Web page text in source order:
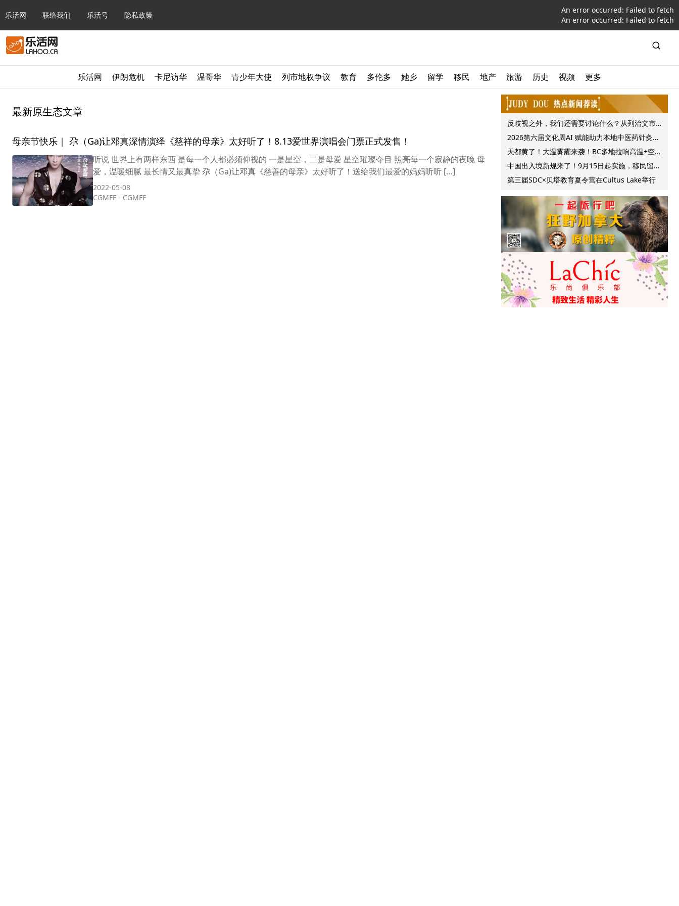
乐活网 联络我们 乐活号 隐私政策
An error occurred: Failed to fetch
An error occurred: Failed to fetch
乐活网 伊朗危机 卡尼访华 温哥华 青少年大使 列市地权争议 教育 多伦多 她乡 留学 移民 地产 旅游 历史 视频 更多
最新原生态文章
母亲节快乐｜ 尕（Ga)让邓真深情演绎《慈祥的母亲》太好听了！8.13爱世界演唱会门票正式发售！
听说 世界上有两样东西 是每一个人都必须仰视的 一是星空，二是母爱 星空璀璨夺目 照亮每一个寂静的夜晚 母
爱，温暖细腻 最长情又最真挚 尕（Ga)让邓真《慈善的母亲》太好听了！送给我们最爱的妈妈听听 […]
2022-05-08
CGMFF - CGMFF
反歧视之外，我们还需要讨论什么？从列治文市
议会一项动议谈起
2026第六届文化周AI 赋能助力本地中医药针灸服
务提质升级
天都黄了！大温雾霾来袭！BC多地拉响高温+空气
质量预警 最高可达35°C！
中国出入境新规来了！9月15日起实施，移民留学
中介迎来最强监管！
第三届SDC×贝塔教育夏令营在Cultus Lake举行